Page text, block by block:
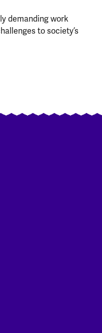
demanding work
to society’s